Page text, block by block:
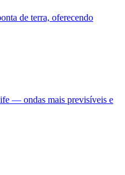
de terra, oferecendo
— ondas mais previsíveis e